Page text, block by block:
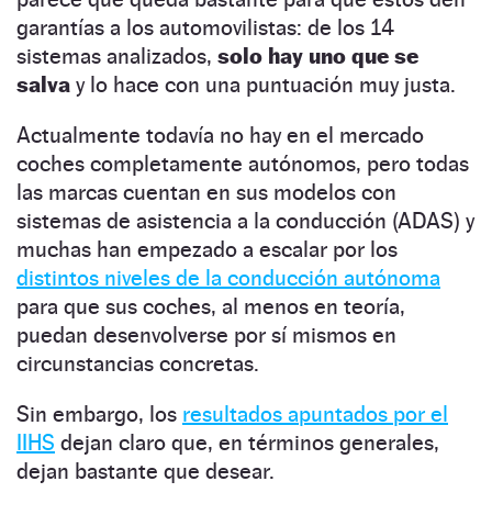
garantías a los automovilistas: de los 14
sistemas analizados, solo hay uno que se
salva y lo hace con una puntuación muy justa.
Actualmente todavía no hay en el mercado
coches completamente autónomos, pero todas
las marcas cuentan en sus modelos con
sistemas de asistencia a la conducción (ADAS) y
muchas han empezado a escalar por los
distintos niveles de la conducción autónoma
para que sus coches, al menos en teoría,
puedan desenvolverse por sí mismos en
circunstancias concretas.
Sin embargo, los resultados apuntados por el
IIHS dejan claro que, en términos generales,
dejan bastante que desear.